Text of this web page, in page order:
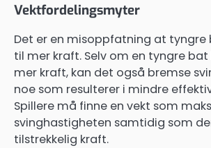
Vektfordelingsmyter
Det er en misoppfatning at
til mer kraft. Selv om en tyngre
mer kraft, kan det også bremse
noe som resulterer i mindre
Spillere må finne en vekt som
svinghastigheten samtidig som
tilstrekkelig kraft.